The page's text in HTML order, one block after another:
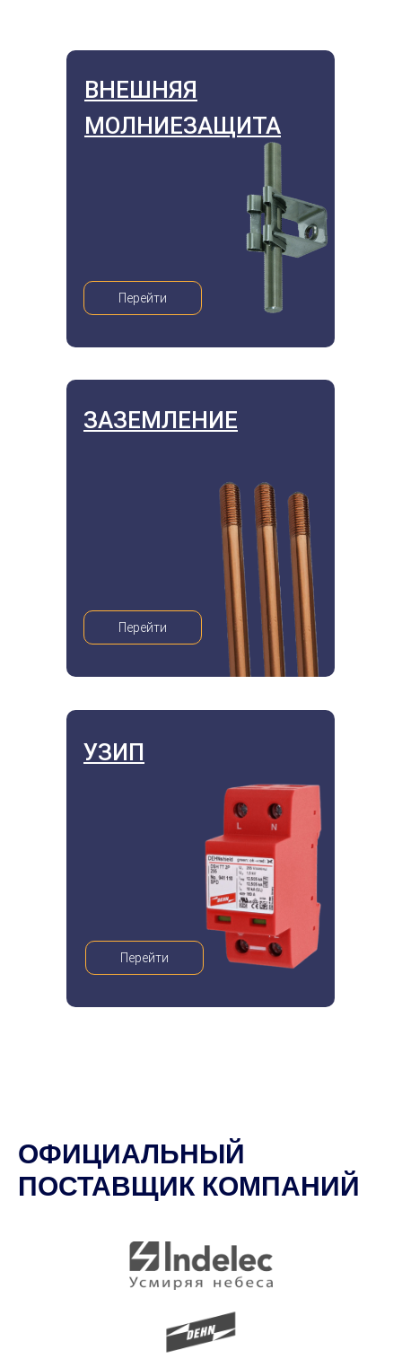
Перейти
Перейти
Перейти
ВНЕШНЯЯ
МОЛНИЕЗАЩИТА
ЗАЗЕМЛЕНИЕ
УЗИП
ОФИЦИАЛЬНЫЙ
ПОСТАВЩИК КОМПАНИЙ